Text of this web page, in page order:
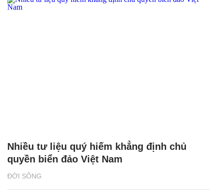
ĐỜI SỐNG
Nhiều tư liệu quý hiếm khẳng định chủ
quyền biển đảo Việt Nam